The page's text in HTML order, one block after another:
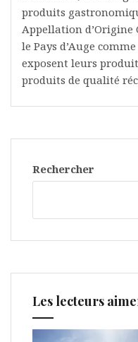
produits
Appellation d’Origine
le Pays d’Auge
exposent leurs
produits de qualité
Rechercher
Les lecteurs